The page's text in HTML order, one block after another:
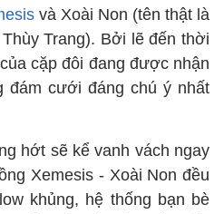
và Xoài Non (tên thật là
Trang). Bởi lẽ đến thời
cặp đôi đang được nhận
đám cưới đáng chú ý nhất
hớt sẽ kể vanh vách ngay
Xemesis - Xoài Non đều
khủng, hệ thống bạn bè